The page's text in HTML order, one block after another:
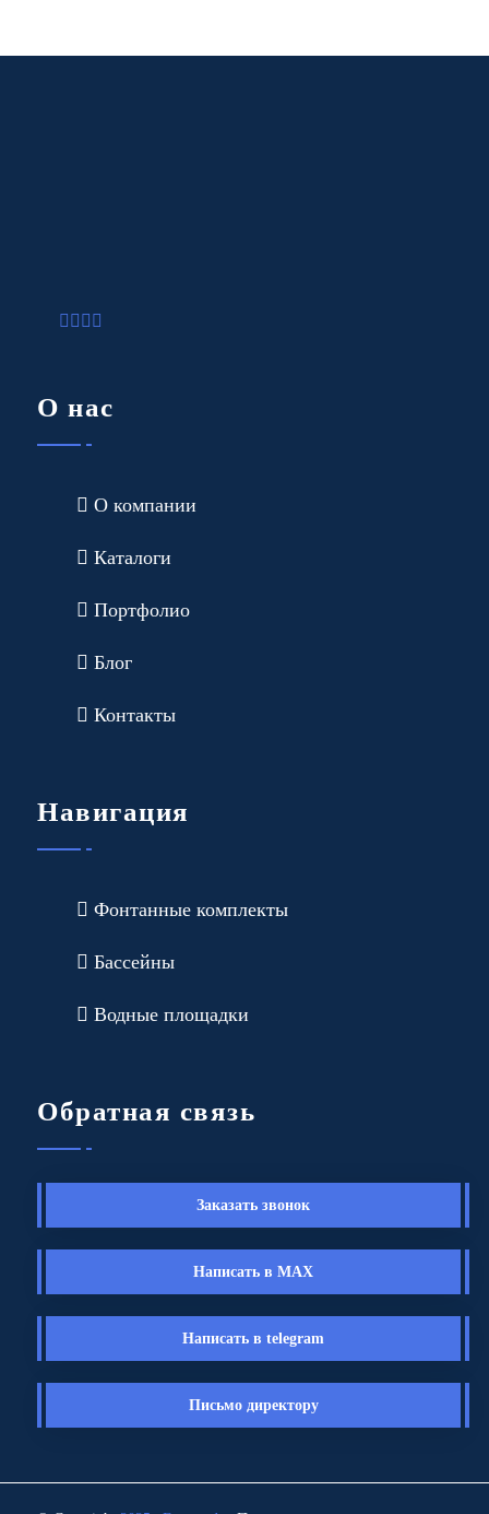
О нас
О компании
Каталоги
Портфолио
Блог
Контакты
Навигация
Фонтанные комплекты
Бассейны
Водные площадки
Обратная связь
Заказать звонок
Написать в MAX
Написать в telegram
Письмо директору